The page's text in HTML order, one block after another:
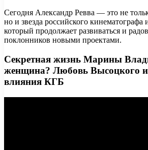
Сегодня Александр Ревва — это не
но и звезда российского
который продолжает развиваться и
поклонников новыми проектами.
Секретная жизнь Марины
женщина? Любовь Высоцкого
влияния КГБ